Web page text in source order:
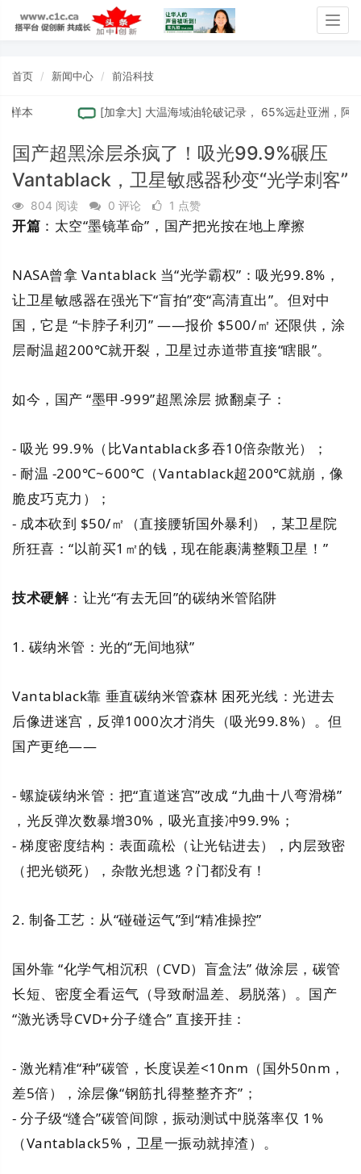
首页 新闻中心 前沿科技
本 [加拿大] 大温海域油轮破记录， 65%远赴亚洲，阿省拟
国产超黑涂层杀疯了！吸光99.9%碾压
Vantablack，卫星敏感器秒变“光学刺客”
804 阅读 0 评论 1 点赞
开篇 ：太空“墨镜革命”，国产把光按在地上摩擦
NASA曾拿 Vantablack 当“光学霸权”：吸光99.8%，
让卫星敏感器在强光下“盲拍”变“高清直出”。但对中
国，它是 “卡脖子利刃” ——报价 $500/㎡ 还限供，涂
层耐温超200℃就开裂，卫星过赤道带直接“瞎眼”。
如今，国产 “墨甲-999”超黑涂层 掀翻桌子：
- 吸光 99.9%（比Vantablack多吞10倍杂散光）；
- 耐温 -200℃~600℃（Vantablack超200℃就崩，像
脆皮巧克力）；
- 成本砍到 $50/㎡（直接腰斩国外暴利），某卫星院
所狂喜：“以前买1㎡的钱，现在能裹满整颗卫星！”
技术硬解：让光“有去无回”的碳纳米管陷阱
1. 碳纳米管：光的“无间地狱”
Vantablack靠 垂直碳纳米管森林 困死光线：光进去
后像进迷宫，反弹1000次才消失（吸光99.8%）。但
国产更绝——
- 螺旋碳纳米管：把“直道迷宫”改成 “九曲十八弯滑梯”
，光反弹次数暴增30%，吸光直接冲99.9%；
- 梯度密度结构：表面疏松（让光钻进去），内层致密
（把光锁死），杂散光想逃？门都没有！
2. 制备工艺：从“碰碰运气”到“精准操控”
国外靠 “化学气相沉积（CVD）盲盒法” 做涂层，碳管
长短、密度全看运气（导致耐温差、易脱落）。国产
“激光诱导CVD+分子缝合” 直接开挂：
- 激光精准“种”碳管，长度误差<10nm（国外50nm，
差5倍），涂层像“钢筋扎得整整齐齐”；
- 分子级“缝合”碳管间隙，振动测试中脱落率仅 1%
（Vantablack5%，卫星一振动就掉渣）。